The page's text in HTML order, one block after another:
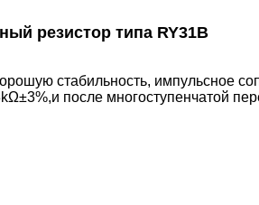
резистор типа RY31B
стабильность, импульсное
после многоступенчатой